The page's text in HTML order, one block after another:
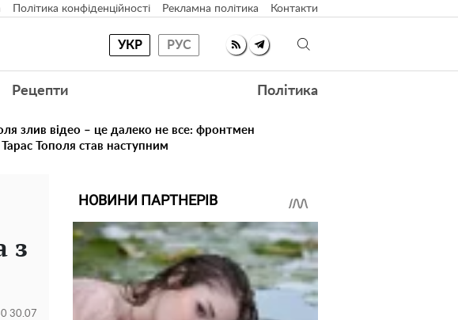
Політика конфіденційності Рекламна політика Контакти
УКР РУС
Рецепти Політика
злив відео – це далеко не все: фронтмен
Тополя став наступним
з
30.07
НОВИНИ ПАРТНЕРІВ